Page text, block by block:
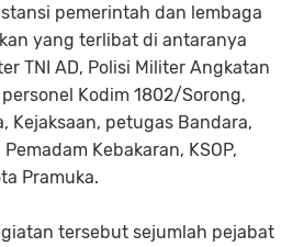
pemerintah dan lembaga
yang terlibat di antaranya
TNI AD, Polisi Militer Angkatan
Kodim 1802/Sorong,
Kejaksaan, petugas Bandara,
Kebakaran, KSOP,
Pramuka.
tersebut sejumlah pejabat